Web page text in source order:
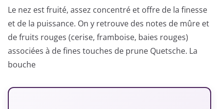
Le nez est fruité, assez concentré et offre de la finesse
et de la puissance. On y retrouve des notes de mûre et
de fruits rouges (cerise, framboise, baies rouges)
associées à de fines touches de prune Quetsche. La
bouche